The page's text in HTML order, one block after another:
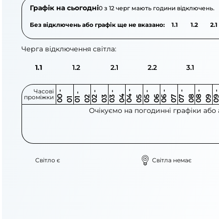
Графік на сьогодні0 з 12 черг мають години відключень.
Без відключень або графік ще не вказано: 1.1 1.2 2.1
Черга відключення світла:
1.1 1.2 2.1 2.2 3.1
Часові
проміжки 0
0
-
0 1 0
1
-
0 2 0 2
-
0 3 0 3
-
0 4 0 4
-
0 5 0 5
-
0 6 0 6
-
0 7 0 7
-
0 8 0 8
-
0 9 0
9
-
1
Очікуємо на погодинні графіки
Світло є Світла немає